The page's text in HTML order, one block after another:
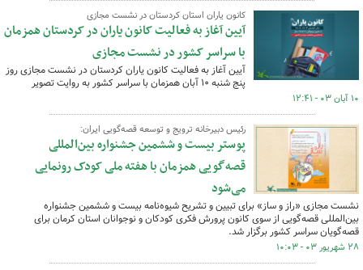
کانون یاران استان کردستان در نشست مجازی
آیین آغاز به فعالیت کانون یاران در کردستان همزمان
با سراسر کشور در نشست مجازی
آیین آغاز به فعالیت کانون یاران کردستان در نشست مجازی روز
پنج شنبه ۱۰ آبان همزمان با سراسر کشور به روایت تصویر
۱۰ آبان ۰۳ - ۱۲:۴۱
رئیس دبیرخانه ترویج و توسعه قصه‌گویی ایران:
پوستر بیست و ششمین جشنواره بین‌المللی
قصه‌گویی همزمان با هفته ملی کودک رونمایی
می‌شود
نشست مجازی «راز و ساز» برای تبیین و تشریح شیوه‌نامه بیست و ششمین جشنواره
بین‌المللی قصه‌گویی از سوی کانون پرورش فکری کودکان و نوجوانان استان کرمان برای
قصه‌گویان سراسر کشور برگزار شد.
۲۸ شهریور ۰۳ - ۱۰:۰۳